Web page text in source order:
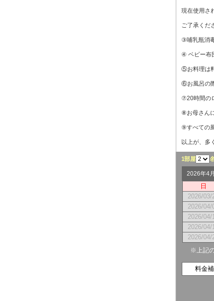
現在使用さ
ご了承くだ
③哺乳瓶消
④ ベビー布
⑤お料理は
⑥お風呂の
⑦20時間の
⑧お母さん
⑨すべての
以上が、多
1部屋
2026年4
日
2026/03/
2026/04/
2026/04/
2026/04/
2026/04/
※上記
料金